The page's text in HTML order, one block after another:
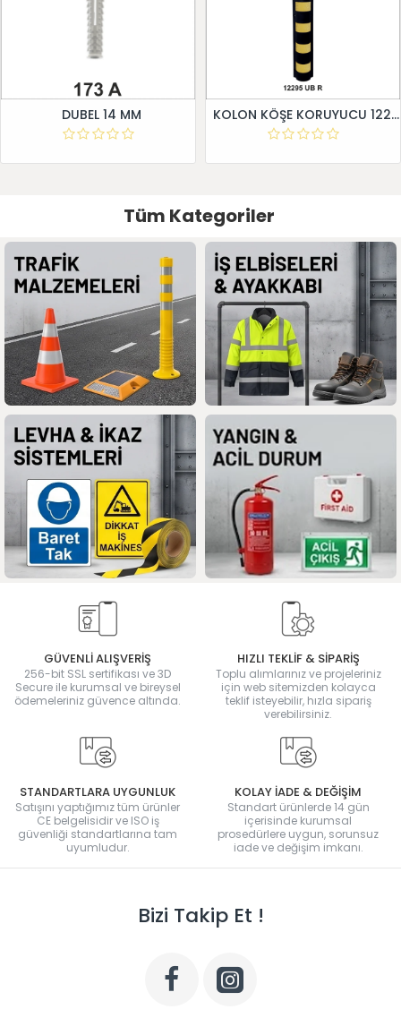
DUBEL 14 MM KOLON KÖŞE KORUYUCU 12295 UB R
Tüm Kategoriler
GÜVENLİ ALIŞVERİŞ
256-bit SSL sertifikası ve 3D
Secure ile kurumsal ve bireysel
ödemeleriniz güvence altında.
HIZLI TEKLİF & SİPARİŞ
Toplu alımlarınız ve projeleriniz
için web sitemizden kolayca
teklif isteyebilir, hızla sipariş
verebilirsiniz.
STANDARTLARA UYGUNLUK
Satışını yaptığımız tüm ürünler
CE belgelisidir ve ISO iş
güvenliği standartlarına tam
uyumludur.
KOLAY İADE & DEĞİŞİM
Standart ürünlerde 14 gün
içerisinde kurumsal
prosedürlere uygun, sorunsuz
iade ve değişim imkanı.
Bizi Takip Et !